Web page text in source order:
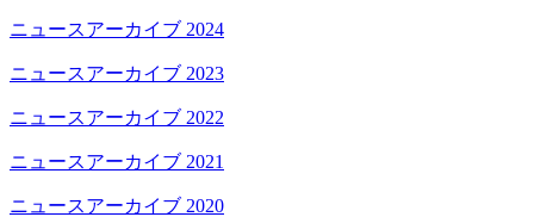
ニュースアーカイブ 2024
ニュースアーカイブ 2023
ニュースアーカイブ 2022
ニュースアーカイブ 2021
ニュースアーカイブ 2020